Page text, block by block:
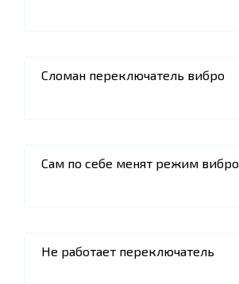
Сломан переключатель вибро
Сам по себе менят режим вибро
Не работает переключатель